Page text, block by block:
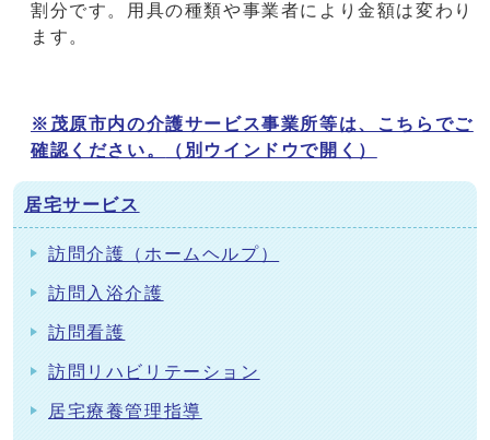
割分です。用具の種類や事業者により金額は変わり
ます。
※茂原市内の介護サービス事業所等は、こちらでご
確認ください。
（別ウインドウで開く）
居宅サービス
訪問介護（ホームヘルプ）
訪問入浴介護
訪問看護
訪問リハビリテーション
居宅療養管理指導